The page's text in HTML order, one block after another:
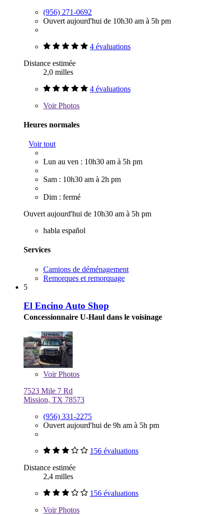
(956) 271-0692
Ouvert aujourd'hui de 10h30 am à 5h pm
4 évaluations
Distance estimée
2,0 milles
4 évaluations
VoirPhotos
Heures normales
Voir tout
Lun au ven : 10h30 am à 5h pm
Sam : 10h30 am à 2h pm
Dim : fermé
Ouvert aujourd'hui de 10h30 am à 5h pm
habla español
Services
Camions de déménagement
Remorques et remorquage
5
El Encino Auto Shop
Concessionnaire U-Haul dans le voisinage
VoirPhotos
7523 Mile 7 Rd
Mission, TX 78573
(956) 331-2275
Ouvert aujourd'hui de 9h am à 5h pm
156 évaluations
Distance estimée
2,4 milles
156 évaluations
VoirPhotos